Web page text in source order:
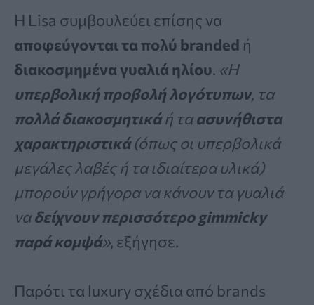
Η Lisa συμβουλεύει επίσης να
αποφεύγονται τα πολύ branded ή
διακοσμημένα γυαλιά ηλίου. «Η
υπερβολική προβολή λογότυπων, τα
πολλά διακοσμητικάή ταασυνήθιστα
χαρακτηριστικά(όπως οι υπερβολικά
μεγάλες λαβές ή τα ιδιαίτερα υλικά)
μπορούν γρήγορα να κάνουν τα γυαλιά
ναδείχνουν περισσότερο gimmicky
παρά κομψά», εξήγησε.
Παρότι τα luxury σχέδια από brands